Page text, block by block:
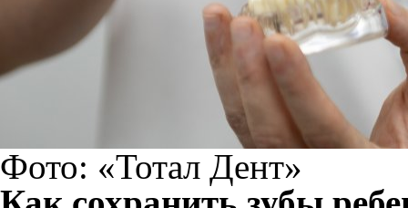
Фото: «Тотал Дент»